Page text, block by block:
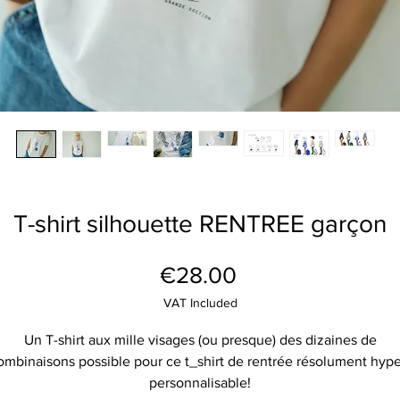
T-shirt silhouette RENTREE garçon
€28.00Price
VAT Included
Un T-shirt aux mille visages (ou presque) des dizaines de
possible pour ce t_shirt de rentrée résolument
personnalisable!